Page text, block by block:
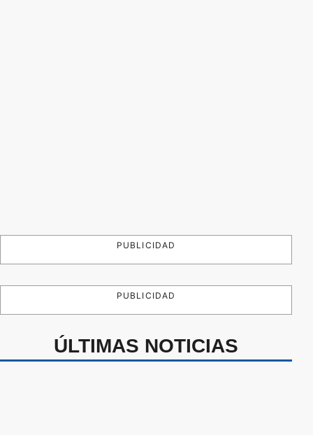
PUBLICIDAD
PUBLICIDAD
ÚLTIMAS NOTICIAS